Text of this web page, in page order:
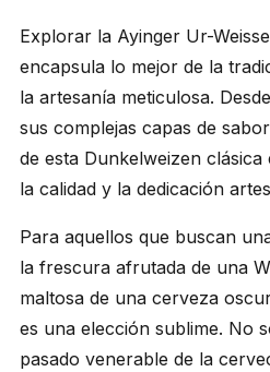
Explorar la Ayinger Ur-
encapsula lo mejor de la
la artesanía meticulosa.
sus complejas capas de
de esta Dunkelweizen
la calidad y la dedicación
Para aquellos que buscan
la frescura afrutada de una
maltosa de una cerveza
es una elección sublime. No
pasado venerable de la